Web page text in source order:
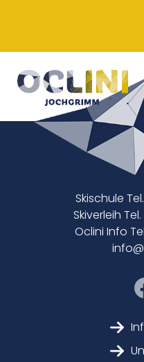
Skischule
Skiverleih
Oclini Info